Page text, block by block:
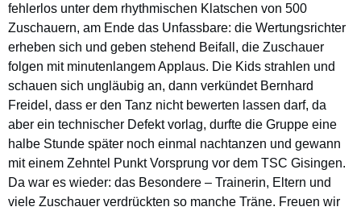
fehlerlos unter dem rhythmischen Klatschen von 500
Zuschauern, am Ende das Unfassbare: die Wertungsrichter
erheben sich und geben stehend Beifall, die Zuschauer
folgen mit minutenlangem Applaus. Die Kids strahlen und
schauen sich ungläubig an, dann verkündet Bernhard
Freidel, dass er den Tanz nicht bewerten lassen darf, da
aber ein technischer Defekt vorlag, durfte die Gruppe eine
halbe Stunde später noch einmal nachtanzen und gewann
mit einem Zehntel Punkt Vorsprung vor dem TSC Gisingen.
Da war es wieder: das Besondere – Trainerin, Eltern und
viele Zuschauer verdrückten so manche Träne. Freuen wir